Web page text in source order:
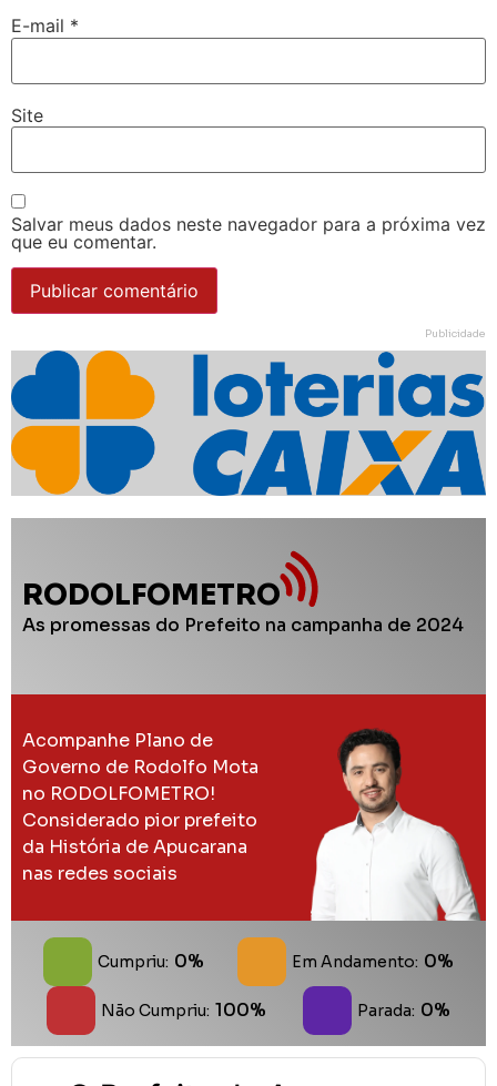
E-mail *
Site
Salvar meus dados neste navegador para a próxima vez
que eu comentar.
Publicidade
RODOLFOMETRO
As promessas do Prefeito na campanha de 2024
Acompanhe Plano de
Governo de Rodolfo Mota
no RODOLFOMETRO!
Considerado pior prefeito
da História de Apucarana
nas redes sociais
Cumpriu: 0% Em Andamento: 0%
Não Cumpriu: 100% Parada: 0%